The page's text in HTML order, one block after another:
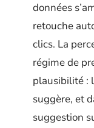
données
retouche
clics. La
régime de
plausibilité :
suggère, et
suggestion